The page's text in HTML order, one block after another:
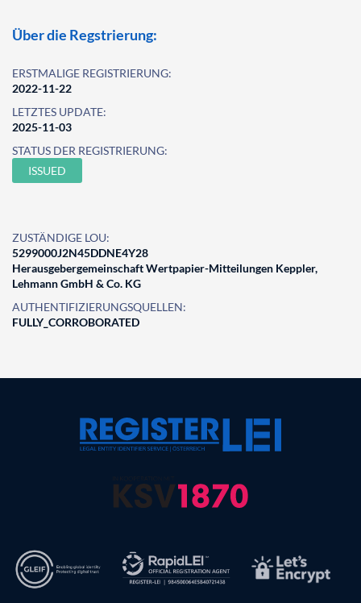
Über die Regstrierung:
ERSTMALIGE REGISTRIERUNG:
2022-11-22
LETZTES UPDATE:
2025-11-03
STATUS DER REGISTRIERUNG:
ISSUED
ZUSTÄNDIGE LOU:
5299000J2N45DDNE4Y28
Herausgebergemeinschaft Wertpapier-Mitteilungen Keppler,
Lehmann GmbH & Co. KG
AUTHENTIFIZIERUNGSQUELLEN:
FULLY_CORROBORATED